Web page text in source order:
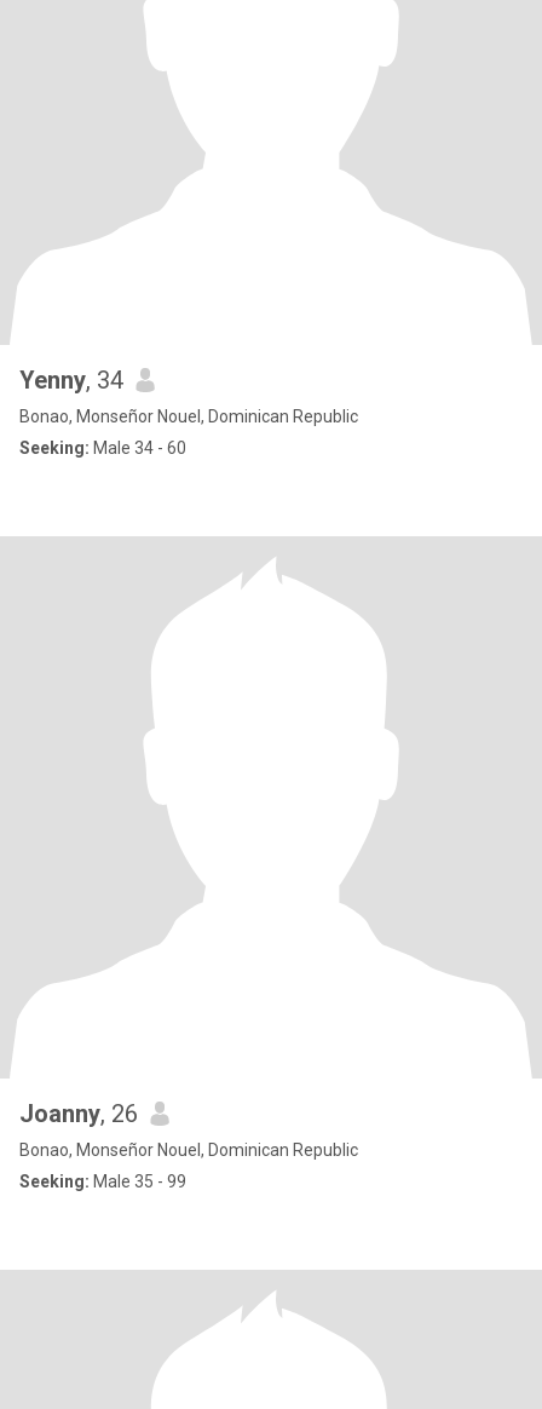
Yenny, 34
Bonao, Monseñor Nouel, Dominican Republic
Seeking: Male 34 - 60
Joanny, 26
Bonao, Monseñor Nouel, Dominican Republic
Seeking: Male 35 - 99